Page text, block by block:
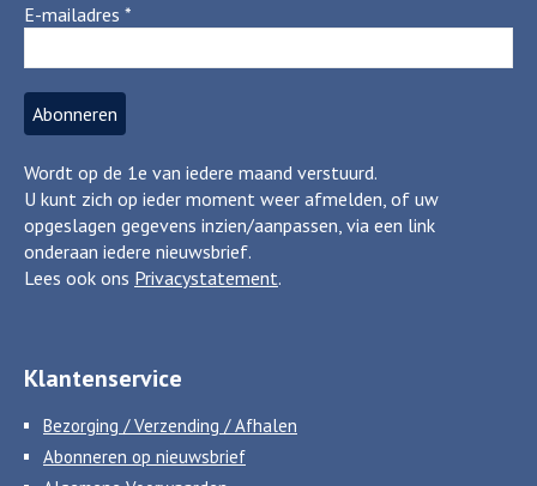
E-mailadres *
Wordt op de 1e van iedere maand verstuurd.
U kunt zich op ieder moment weer afmelden, of uw
opgeslagen gegevens inzien/aanpassen, via een link
onderaan iedere nieuwsbrief.
Lees ook ons Privacystatement.
Klantenservice
Bezorging / Verzending / Afhalen
Abonneren op nieuwsbrief